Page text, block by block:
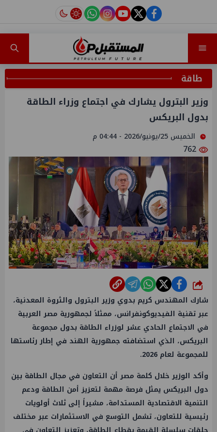
facebook
twitter
youtube
instagram
tiktok
طاقة
وزير البترول يشارك في اجتماع وزراء الطاقة
بدول البريكس
الخميس 25/يونيو/2026 - 04:44 م
شارك
شارك المهندس كريم بدوي وزير البترول والثروة المعدنية،
عبر تقنية الفيديوكونفرانس، ممثلاً لجمهورية مصر العربية
في الاجتماع الحادي عشر لوزراء الطاقة بدول مجموعة
البريكس، الذي استضافته جمهورية الهند في إطار رئاستها
للمجموعة لعام 2026.
وأكد الوزير خلال كلمة مصر أن التعاون في مجال الطاقة بين
دول البريكس يمثل فرصة مهمة لتعزيز أمن الطاقة ودعم
التنمية الاقتصادية المستدامة، مشيراً إلى ثلاث أولويات
رئيسية للتعاون، تشمل التوسع في الاستثمارات عبر مختلف